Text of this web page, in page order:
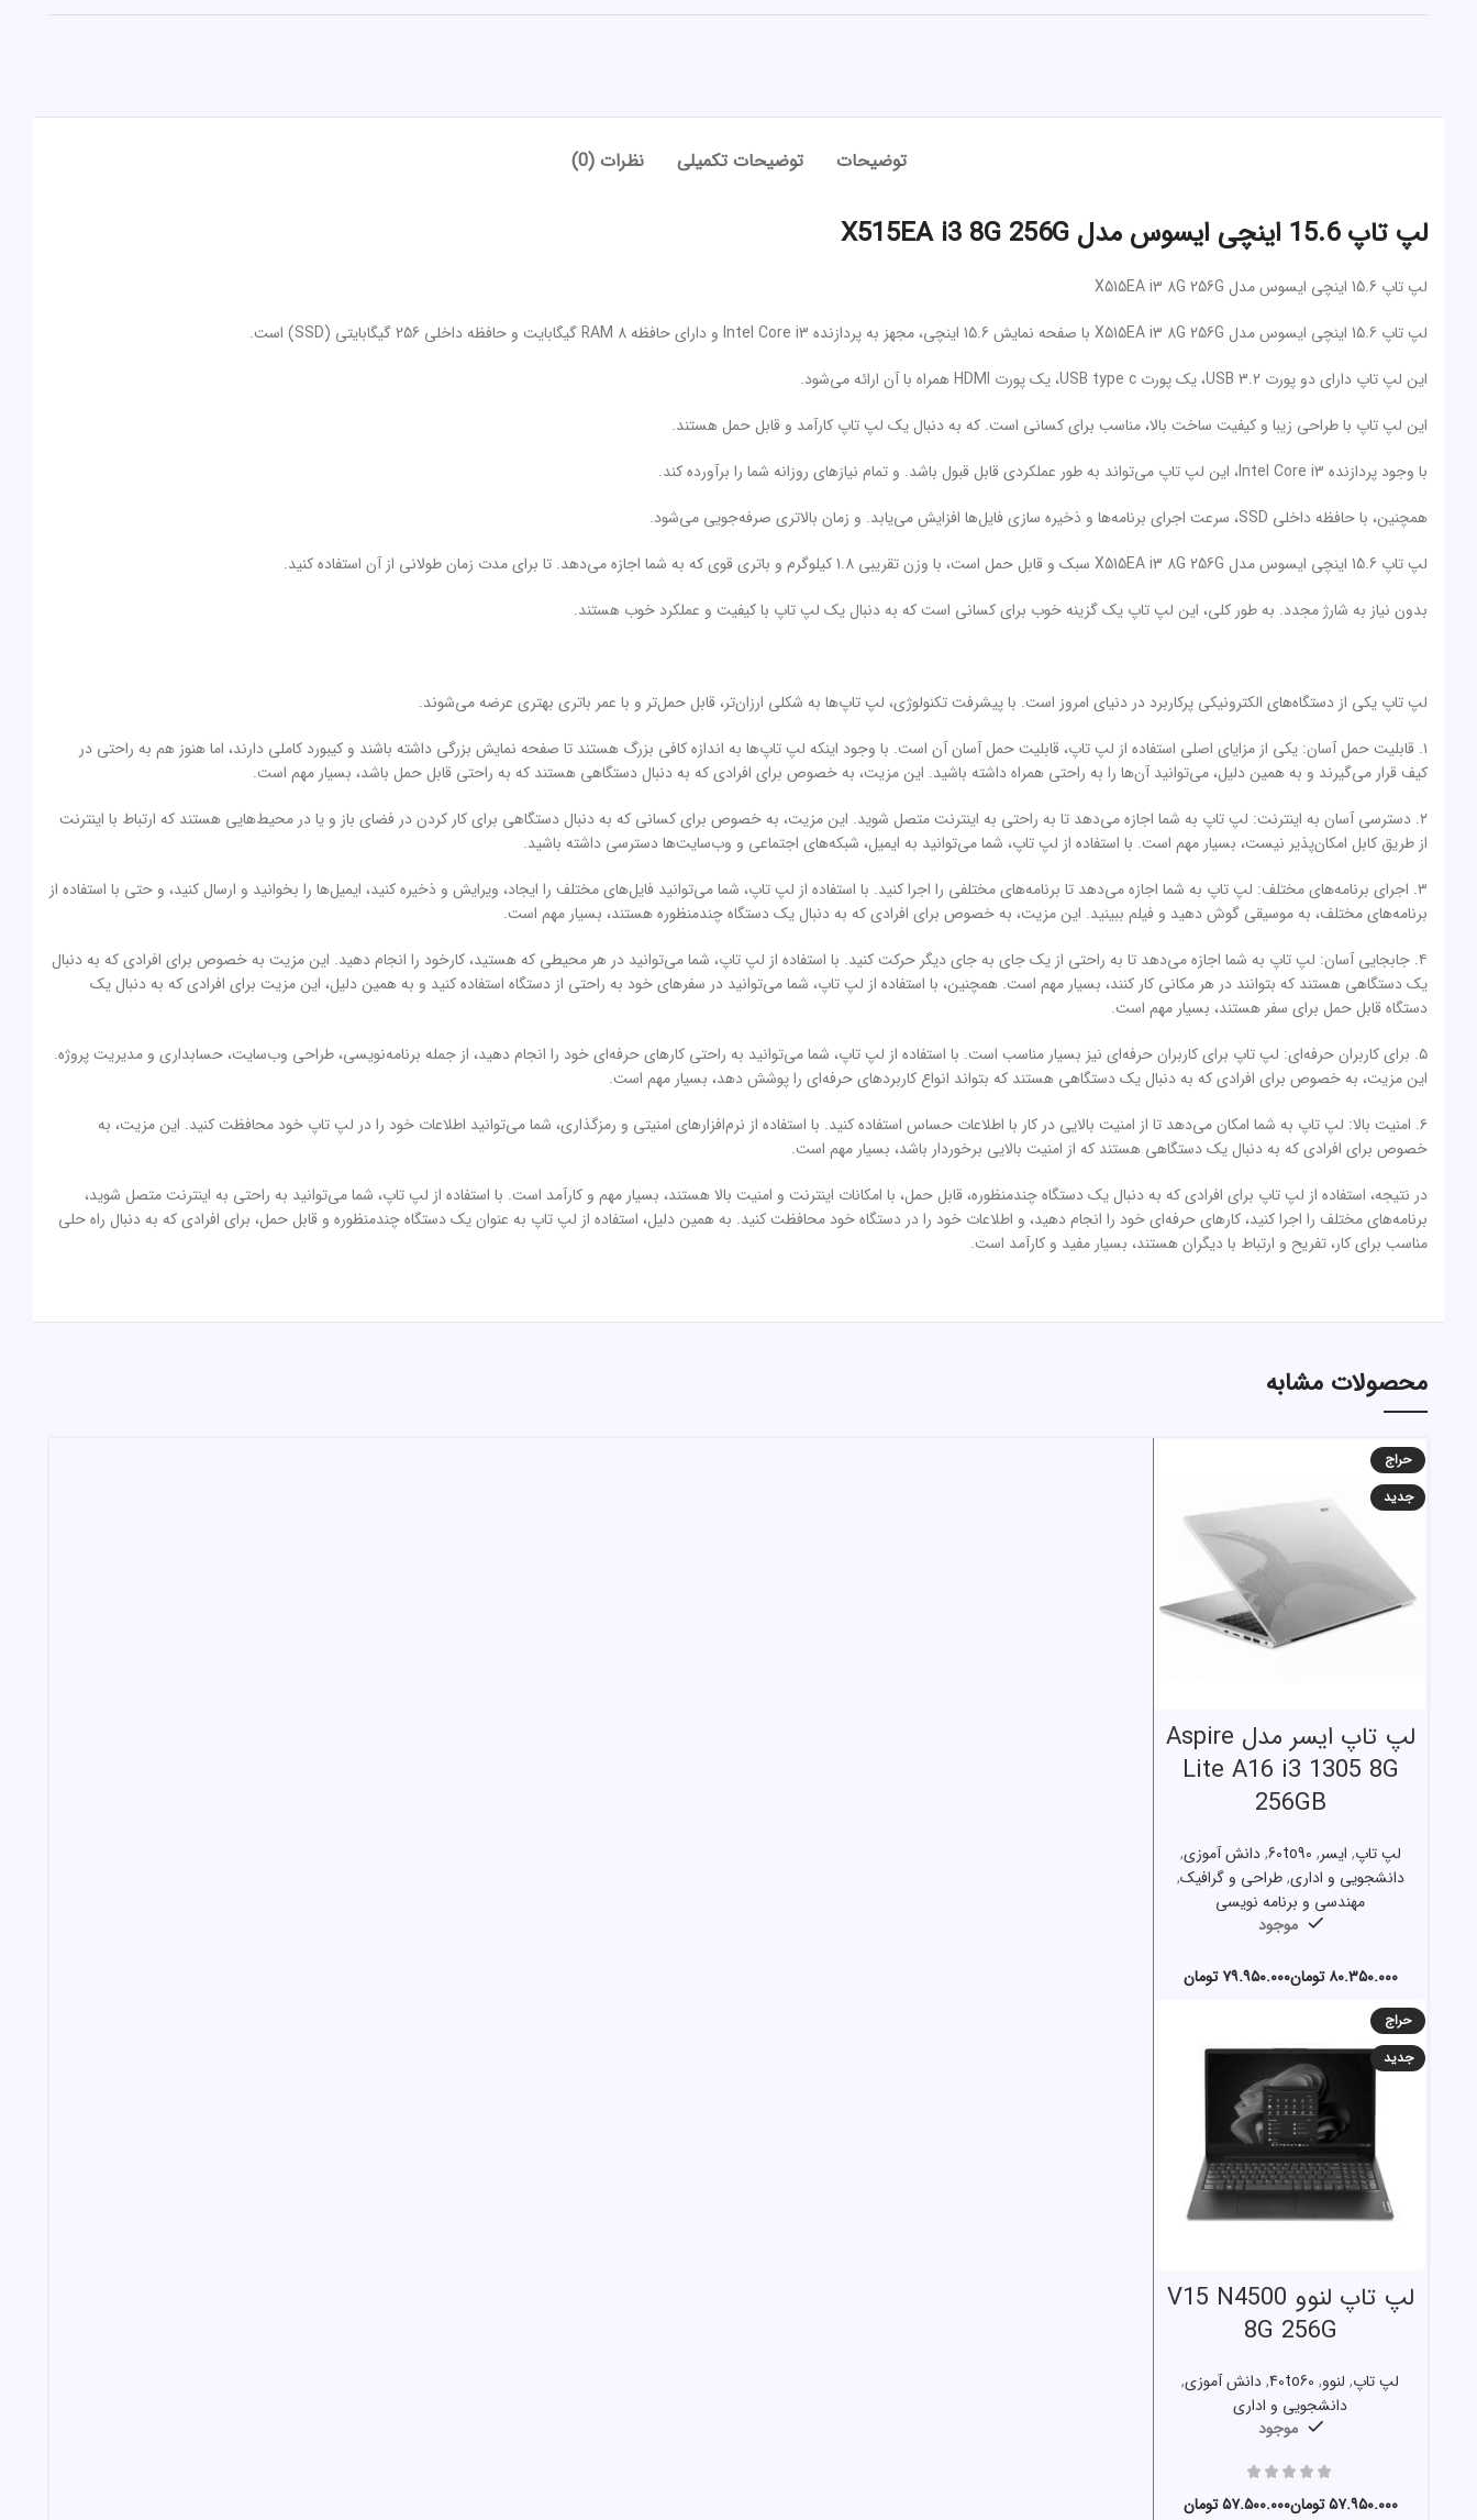
توضیحات توضیحات تکمیلی نظرات (0)
لپ تاپ 15.6 اینچی ایسوس مدل X515EA i3 8G 256G
لپ تاپ 15.6 اینچی ایسوس مدل X515EA i3 8G 256G
لپ تاپ 15.6 اینچی ایسوس مدل X515EA i3 8G 256G با صفحه نمایش 15.6 اینچی، مجهز به پردازنده Intel Core i3 و دارای حافظه RAM 8 گیگابایت و حافظه داخلی 256 گیگابایتی (SSD) است.
این لپ تاپ دارای دو پورت USB 3.2، یک پورت USB type c، یک پورت HDMI همراه با آن ارائه می‌شود.
این لپ تاپ با طراحی زیبا و کیفیت ساخت بالا، مناسب برای کسانی است. که به دنبال یک لپ تاپ کارآمد و قابل حمل هستند.
با وجود پردازنده Intel Core i3، این لپ تاپ می‌تواند به طور عملکردی قابل قبول باشد. و تمام نیازهای روزانه شما را برآورده کند.
همچنین، با حافظه داخلی SSD، سرعت اجرای برنامه‌ها و ذخیره سازی فایل‌ها افزایش می‌یابد. و زمان بالاتری صرفه‌جویی می‌شود.
لپ تاپ 15.6 اینچی ایسوس مدل X515EA i3 8G 256G سبک و قابل حمل است، با وزن تقریبی 1.8 کیلوگرم و باتری قوی که به شما اجازه می‌دهد. تا برای مدت زمان طولانی از آن استفاده کنید.
بدون نیاز به شارژ مجدد. به طور کلی، این لپ تاپ یک گزینه خوب برای کسانی است که به دنبال یک لپ تاپ با کیفیت و عملکرد خوب هستند.
لپ تاپ یکی از دستگاه‌های الکترونیکی پرکاربرد در دنیای امروز است. با پیشرفت تکنولوژی، لپ تاپ‌ها به شکلی ارزان‌تر، قابل حمل‌تر و با عمر باتری بهتری عرضه می‌شوند.
۱. قابلیت حمل آسان: یکی از مزایای اصلی استفاده از لپ تاپ، قابلیت حمل آسان آن است. با وجود اینکه لپ تاپ‌ها به اندازه کافی بزرگ هستند تا صفحه نمایش بزرگی داشته باشند و کیبورد کاملی دارند، اما هنوز هم به راحتی در
کیف قرار می‌گیرند و به همین دلیل، می‌توانید آن‌ها را به راحتی همراه داشته باشید. این مزیت، به خصوص برای افرادی که به دنبال دستگاهی هستند که به راحتی قابل حمل باشد، بسیار مهم است.
۲. دسترسی آسان به اینترنت: لپ تاپ به شما اجازه می‌دهد تا به راحتی به اینترنت متصل شوید. این مزیت، به خصوص برای کسانی که به دنبال دستگاهی برای کار کردن در فضای باز و یا در محیط‌هایی هستند که ارتباط با اینترنت
از طریق کابل امکان‌پذیر نیست، بسیار مهم است. با استفاده از لپ تاپ، شما می‌توانید به ایمیل، شبکه‌های اجتماعی و وب‌سایت‌ها دسترسی داشته باشید.
۳. اجرای برنامه‌های مختلف: لپ تاپ به شما اجازه می‌دهد تا برنامه‌های مختلفی را اجرا کنید. با استفاده از لپ تاپ، شما می‌توانید فایل‌های مختلف را ایجاد، ویرایش و ذخیره کنید، ایمیل‌ها را بخوانید و ارسال کنید، و حتی با استفاده از
برنامه‌های مختلف، به موسیقی گوش دهید و فیلم ببینید. این مزیت، به خصوص برای افرادی که به دنبال یک دستگاه چندمنظوره هستند، بسیار مهم است.
۴. جابجایی آسان: لپ تاپ به شما اجازه می‌دهد تا به راحتی از یک جای به جای دیگر حرکت کنید. با استفاده از لپ تاپ، شما می‌توانید در هر محیطی که هستید، کارخود را انجام دهید. این مزیت به خصوص برای افرادی که به دنبال
یک دستگاهی هستند که بتوانند در هر مکانی کار کنند، بسیار مهم است. همچنین، با استفاده از لپ تاپ، شما می‌توانید در سفرهای خود به راحتی از دستگاه استفاده کنید و به همین دلیل، این مزیت برای افرادی که به دنبال یک
دستگاه قابل حمل برای سفر هستند، بسیار مهم است.
۵. برای کاربران حرفه‌ای: لپ تاپ برای کاربران حرفه‌ای نیز بسیار مناسب است. با استفاده از لپ تاپ، شما می‌توانید به راحتی کارهای حرفه‌ای خود را انجام دهید، از جمله برنامه‌نویسی، طراحی وب‌سایت، حسابداری و مدیریت پروژه.
این مزیت، به خصوص برای افرادی که به دنبال یک دستگاهی هستند که بتواند انواع کاربردهای حرفه‌ای را پوشش دهد، بسیار مهم است.
۶. امنیت بالا: لپ تاپ به شما امکان می‌دهد تا از امنیت بالایی در کار با اطلاعات حساس استفاده کنید. با استفاده از نرم‌افزارهای امنیتی و رمزگذاری، شما می‌توانید اطلاعات خود را در لپ تاپ خود محافظت کنید. این مزیت، به
خصوص برای افرادی که به دنبال یک دستگاهی هستند که از امنیت بالایی برخوردار باشد، بسیار مهم است.
در نتیجه، استفاده از لپ تاپ برای افرادی که به دنبال یک دستگاه چندمنظوره، قابل حمل، با امکانات اینترنت و امنیت بالا هستند، بسیار مهم و کارآمد است. با استفاده از لپ تاپ، شما می‌توانید به راحتی به اینترنت متصل شوید،
برنامه‌های مختلف را اجرا کنید، کارهای حرفه‌ای خود را انجام دهید، و اطلاعات خود را در دستگاه خود محافظت کنید. به همین دلیل، استفاده از لپ تاپ به عنوان یک دستگاه چندمنظوره و قابل حمل، برای افرادی که به دنبال راه حلی
مناسب برای کار، تفریح و ارتباط با دیگران هستند، بسیار مفید و کارآمد است.
محصولات مشابه
حراج
جدید
لپ تاپ ایسر مدل Aspire
Lite A16 i3 1305 8G
256GB
لپ تاپ, ایسر,
60to90
,دانش آموزی,
دانشجویی و اداری,طراحی و گرافیک,
مهندسی و برنامه نویسی
موجود
تومان تومان
حراج
جدید
لپ تاپ لنوو V15 N4500
8G 256G
لپ تاپ, لنوو,
40to60
,دانش آموزی,
دانشجویی و اداری
موجود
تومان تومان